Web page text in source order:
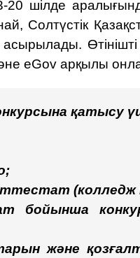
20 шілде
Солтүстік
eGov арқылы
қатысу
(колледж
бойынша
және